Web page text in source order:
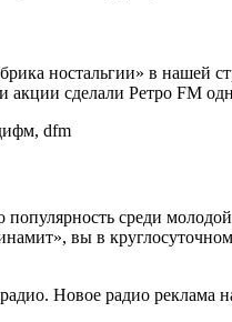
ностальгии» в
сделали Ретро FM
популярность среди
вы в